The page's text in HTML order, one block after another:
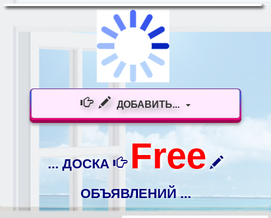
ДОБАВИТЬ...
... ДОСКА Free
ОБЪЯВЛЕНИЙ ...